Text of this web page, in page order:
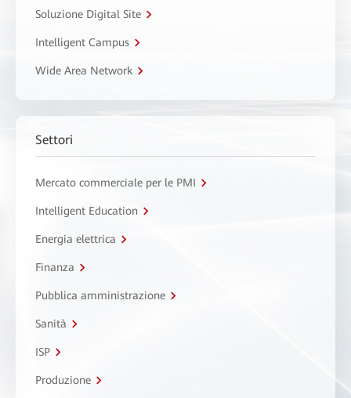
Soluzione Digital Site
Intelligent Campus
Wide Area Network
Settori
Mercato commerciale per le PMI
Intelligent Education
Energia elettrica
Finanza
Pubblica amministrazione
Sanità
ISP
Produzione